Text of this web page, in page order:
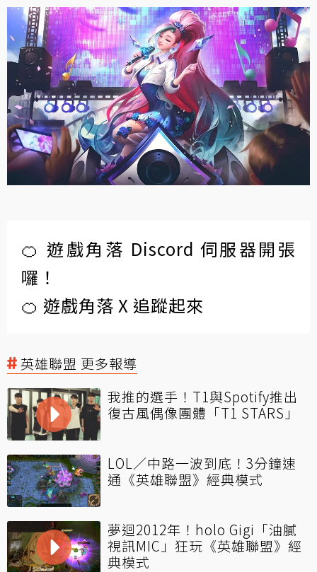
🍊 遊戲角落 Discord 伺服器開張
囉！
🍊 遊戲角落 X 追蹤起來
英雄聯盟 更多報導
我推的選手！T1與Spotify推出
復古風偶像團體「T1 STARS」
LOL／中路一波到底！3分鐘速
通《英雄聯盟》經典模式
夢迴2012年！holo Gigi「油膩
視訊MIC」狂玩《英雄聯盟》經
典模式